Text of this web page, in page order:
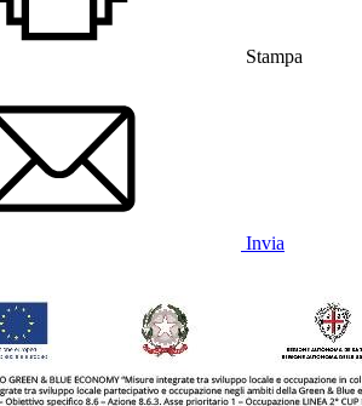
Stampa
Invia